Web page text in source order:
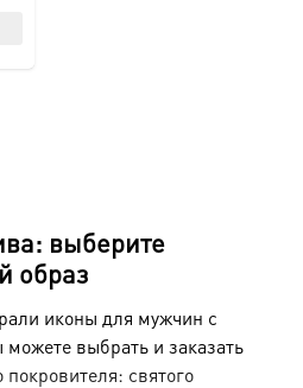
выберите
образ
иконы для мужчин с
выбрать и заказать
покровителя: святого